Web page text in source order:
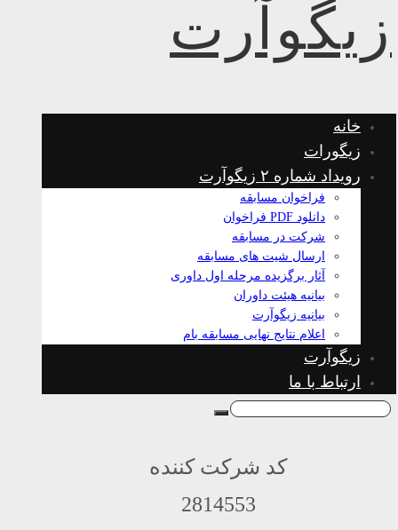
خانه
زیگورات
رویداد شماره ۲ زیگوآرت
فراخوان مسابقه
دانلود PDF فراخوان
شرکت در مسابقه
ارسال شیت های مسابقه
آثار برگزیده مرحله اول داوری
بیانیه هیئت داوران
بیانیه زیگوآرت
اعلام نتایج نهایی مسابقه بام
زیگوآرت
ارتباط با ما
کد شرکت کننده
2814553